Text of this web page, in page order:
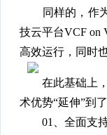
同样的，作为
技云平台VCF on
高效运行，同时
在此基础上，
术优势“延伸”到
01、全面支